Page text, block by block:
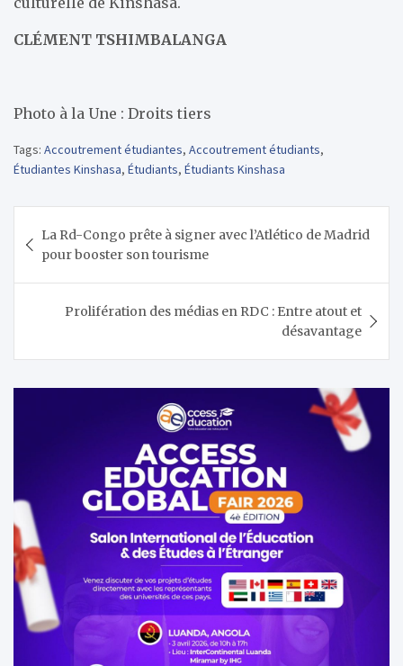
CLÉMENT TSHIMBALANGA
Photo à la Une : Droits tiers
Tags: Accoutrement étudiantes, Accoutrement étudiants,
Étudiantes Kinshasa, Étudiants, Étudiants Kinshasa
de
l’article
La Rd-Congo prête à signer avec l’Atlético de Madrid
pour booster son tourisme
Prolifération des médias en RDC : Entre atout et
désavantage